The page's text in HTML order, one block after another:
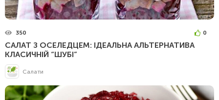
350 0
САЛАТ З ОСЕЛЕДЦЕМ: ІДЕАЛЬНА АЛЬТЕРНАТИВА
КЛАСИЧНІЙ “ШУБІ”
Салати